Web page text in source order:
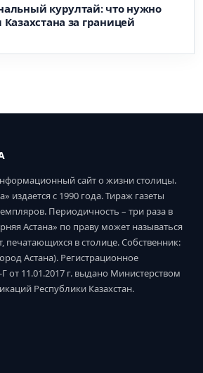
курултай: что нужно
за границей
сайт о жизни столицы.
издается с 1990 года. Тираж газеты
Периодичность – три раза в
Астана» по праву может называться
печатающихся в столице. Собственник:
Астана). Регистрационное
от 11.01.2017 г. выдано Министерством
Республики Казахстан.